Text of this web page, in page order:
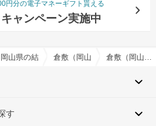
円分の電子マネーギフト貰える
ャンペーン実施中
岡山県の結婚式場倉敷（岡山県）の結婚式場倉敷（岡山県）の約110人でおすすめの結婚式場・挙式会場一覧
す